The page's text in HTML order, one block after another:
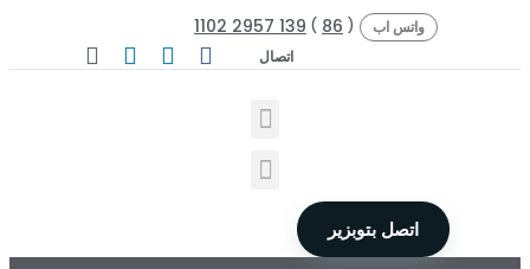
واتس اب (
86
)
139 2957 1102
اتصال
اتصل بتوبزير